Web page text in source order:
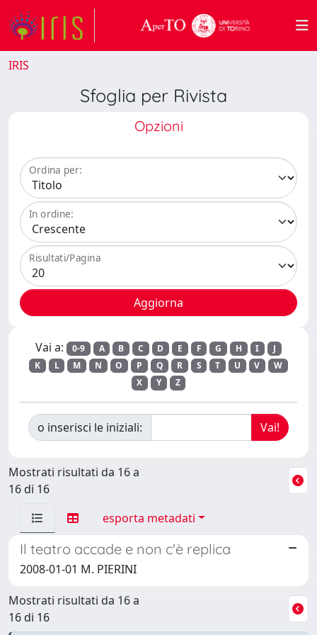
IRIS
Sfoglia per Rivista
Opzioni
Ordina per:
In ordine:
Risultati/Pagina
Vai a: 0-9 A B C D E F G H I
J
K
L M N O P Q R S T U V
W
X
Y Z
o inserisci le iniziali:
Mostrati risultati da 16 a
16 di 16
esporta metadati
Il teatro accade e non c'è replica
2008-01-01 M. PIERINI
Mostrati risultati da 16 a
16 di 16